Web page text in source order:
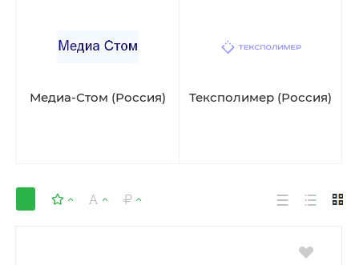
Медиа-Стом (Россия) Тексполимер (Россия)